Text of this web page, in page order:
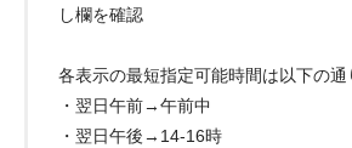
し欄を確認
各表示の最短指定可能時間は以下の通
・翌日午前→午前中
・翌日午後→14-16時